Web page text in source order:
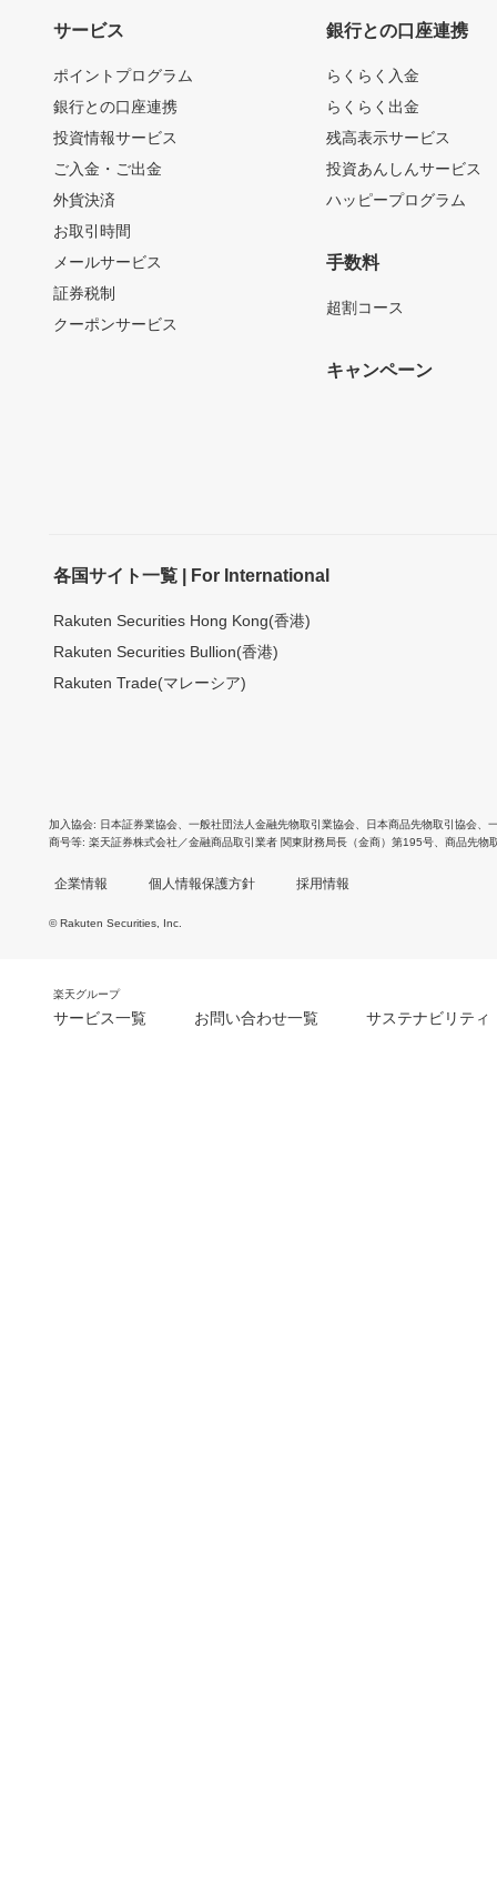
サービス
ポイントプログラム
銀行との口座連携
投資情報サービス
ご入金・ご出金
外貨決済
お取引時間
メールサービス
証券税制
クーポンサービス
銀行との口座連携
らくらく入金
らくらく出金
残高表示サービス
投資あんしんサービス
ハッピープログラム
手数料
超割コース
キャンペーン
各国サイト一覧 | For International
Rakuten Securities Hong Kong(香港)
Rakuten Securities Bullion(香港)
Rakuten Trade(マレーシア)
加入協会 日本証券業協会 一般社団法人金融先物取引業協会 日本商品先物取引協会
商号等 楽天証券株式会社／金融商品取引業者 関東財務局長（金商）第195号、商品先物
企業情報 個人情報保護方針 採用情報
© Rakuten Securities, Inc.
楽天グループ
サービス一覧 お問い合わせ一覧 サステナビリティ